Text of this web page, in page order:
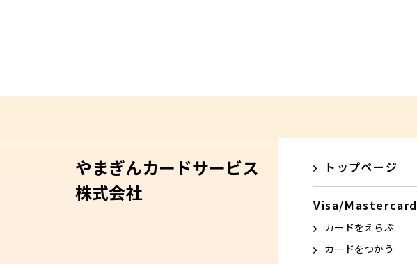
やまぎんカードサービス
株式会社
トップページ
Visa/Mastercard
カードをえらぶ
カードをつかう